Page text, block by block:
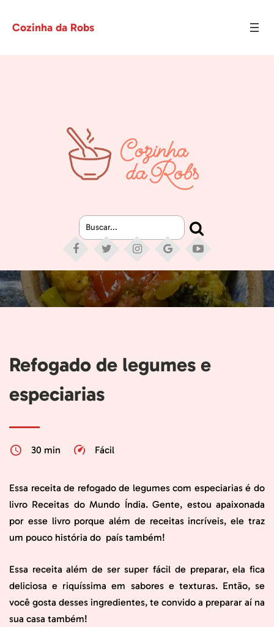
Cozinha da Robs
Buscar...
Refogado de legumes e
especiarias
30 min Fácil
Essa receita de refogado de legumes com especiarias é do
livro Receitas do Mundo Índia. Gente, estou apaixonada
por esse livro porque além de receitas incríveis, ele traz
um pouco história do país também!
Essa receita além de ser super fácil de preparar, ela fica
deliciosa e riquíssima em sabores e texturas. Então, se
você gosta desses ingredientes, te convido a preparar aí na
sua casa também!